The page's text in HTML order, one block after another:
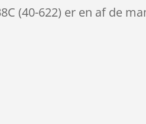
(40-622) er en af de